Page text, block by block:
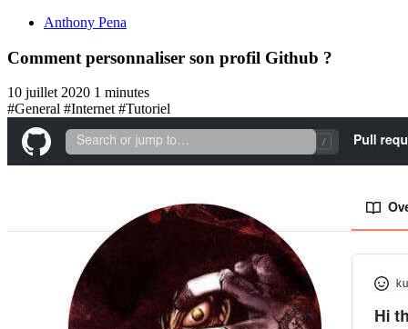
Anthony Pena
Comment personnaliser son profil Github ?
10 juillet 2020 1 minutes
#General #Internet #Tutoriel